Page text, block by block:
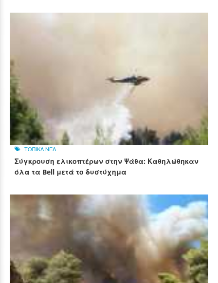
ΤΟΠΙΚΑ ΝΕΑ
Σύγκρουση ελικοπτέρων στην Ψάθα: Καθηλώθηκαν
όλα τα Bell μετά το δυστύχημα